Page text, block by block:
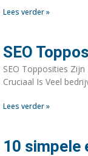
Lees verder »
SEO
SEO Topposities
Cruciaal Is Veel
Lees verder »
10 simpele